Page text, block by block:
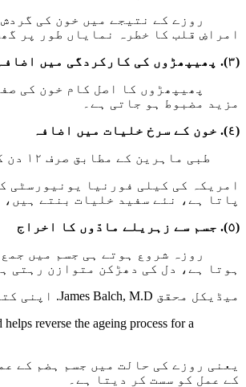
روزے کے نتیجے میں خون کی گردش
امراضِ قلب کا خطرہ نمایاں طور پر
(٣). پھیپھڑوں کی کارکردگی میں اضافہ
پھیپھڑوں کا اصل کام خون کی
مزید مضبوط ہو جاتی ہے۔
(٤). خون کے سرخ خلیات میں اضافہ
طبی ماہرین کے مطابق صرف ۱۲ دن کے روزے سے خون کے سرخ خلیات (RBC) کی تعداد پانچ لاکھ کی کمی سے بڑھ کر تقریباً 36 لاکھ تک پہنچ سکتی ہے۔
پاتا ہے، نئے سفید خلیات بنتے
(٥). جسم سے زہریلے مادّوں کا اخراج
روزہ شروع ہوتے ہی جسم میں جمع
ہوتا ہے، دل کی دھڑکن متوازن رہتی
میڈیکل محقق James Balch, M.D. اپنی کتاب “Prescription for Nutritional Healing” میں لکھتے ہیں:
reverse the ageing process for a
یعنی روزے کی حالت میں جسم ہضم کے
کے عمل کو سست کر دیتا ہے۔